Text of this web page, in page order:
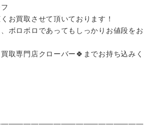
お買取させて頂いております！
ボロボロであってもしっかりお値段をお
取専門店クローバー🍀までお持ち込みく